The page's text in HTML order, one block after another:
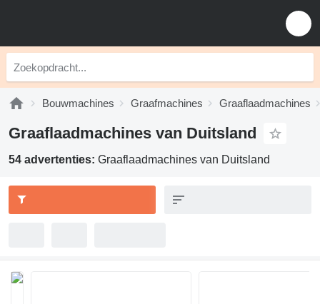
Bouwmachines Graafmachines Graaflaadmachines
Graaflaadmachines van Duitsland
54 advertenties: Graaflaadmachines van Duitsland